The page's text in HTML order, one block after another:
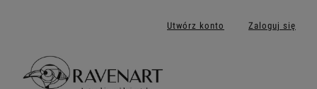
Utwórz konto Zaloguj się